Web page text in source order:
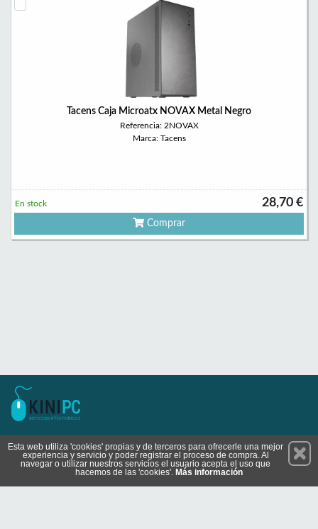
Tacens Caja Microatx NOVAX Metal Negro
Referencia: 2NOVAX
Marca: Tacens
28,70 €
En stock
Comprar
Suscríbete
Esta web utiliza 'cookies' propias y de terceros para ofrecerle una mejor
experiencia y servicio y poder registrar el proceso de compra. Al
navegar o utilizar nuestros servicios el usuario acepta el uso que
hacemos de las 'cookies'. Más información